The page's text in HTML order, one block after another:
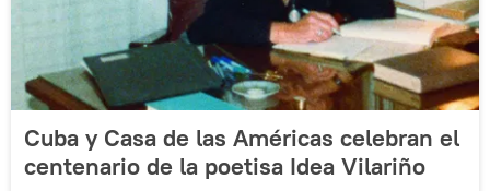
Cuba y Casa de las Américas celebran el
centenario de la poetisa Idea Vilariño